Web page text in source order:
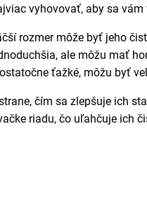
vyhovovať, aby sa
rozmer môže byť jeho
ale môžu mať
ťažké, môžu byť
čím sa zlepšuje ich
riadu, čo uľahčuje ich